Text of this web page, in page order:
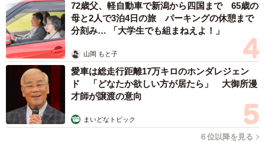
72歳父、軽自動車で新潟から四国まで 65歳の
母と2人で3泊4日の旅 パーキングの休憩まで
分刻み… 「大学生でも組まねえよ！」
山岡 もと子
愛車は総走行距離17万キロのホンダレジェン
ド 「どなたか欲しい方が居たら」 大御所漫
才師が譲渡の意向
まいどなトピック
６位以降を見る